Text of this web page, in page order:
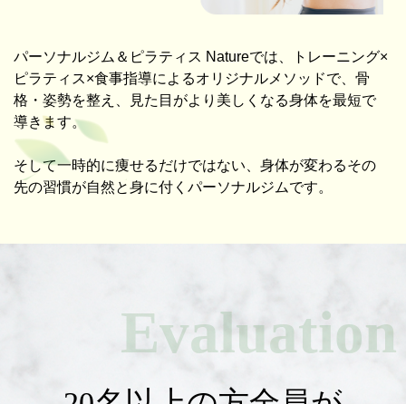
パーソナルジム＆ピラティス Natureでは、トレーニング×
ピラティス×食事指導によるオリジナルメソッドで、骨
格・姿勢を整え、見た目がより美しくなる身体を最短で
導きます。
そして一時的に痩せるだけではない、身体が変わるその
先の習慣が自然と身に付くパーソナルジムです。
Evaluation